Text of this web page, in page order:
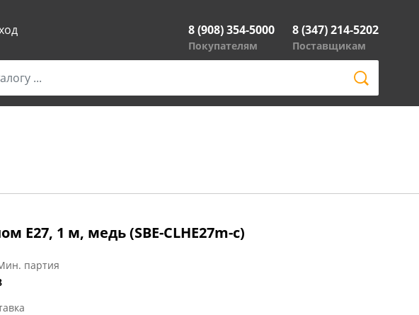
8 (908) 354-5000
Покупателям
8 (347) 214-5202
Поставщикам
E27, 1 м, медь (SBE-CLHE27m-с)
партия